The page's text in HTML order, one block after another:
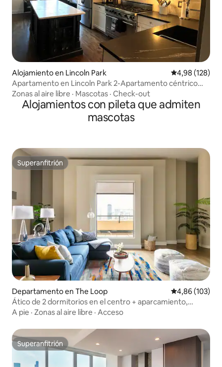
Alojamiento en Lincoln Park Calificación
4,98 (128)
Apartamento en Lincoln Park 2-Apartamento céntrico
para todo
Zonas al aire libre · Mascotas · Check-out
Alojamientos con pileta que admiten
mascotas
Superanfitrión
Superanfitrión
Departamento en The Loop Calificación
4,86 (103)
Ático de 2 dormitorios en el centro + aparcamiento,
gimnasio, patio privado, piscina
A pie · Zonas al aire libre · Acceso
Superanfitrión
Superanfitrión